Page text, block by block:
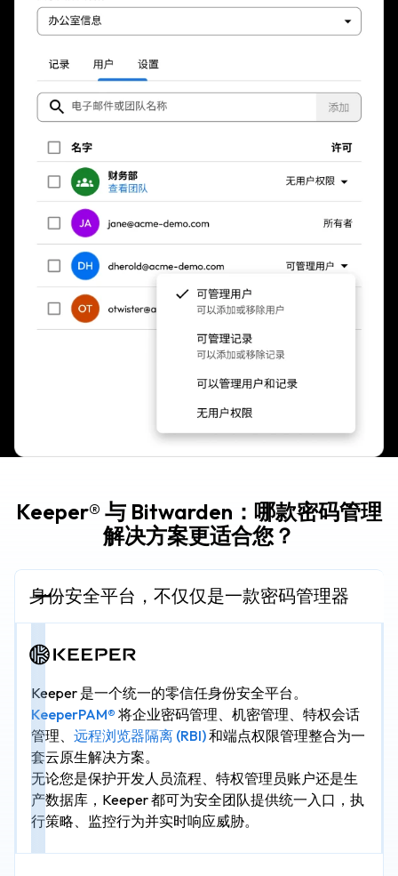
Keeper® 与 Bitwarden：哪款密码管理
解决方案更适合您？
身份安全平台，不仅仅是一款密码管理器
Keeper 是一个统一的零信任身份安全平台。
KeeperPAM® 将企业密码管理、机密管理、特权会话
管理、 远程浏览器隔离 (RBI)和端点权限管理整合为一
套云原生解决方案。
无论您是保护开发人员流程、特权管理员账户还是生
产数据库，Keeper 都可为安全团队提供统一入口，执
行策略、监控行为并实时响应威胁。